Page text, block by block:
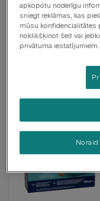
apkopotu noderīgu
sniegt reklāmas, kas
mūsu konfidencialitātes
noklikšķinot šeit vai
privātuma iestatījumiem.